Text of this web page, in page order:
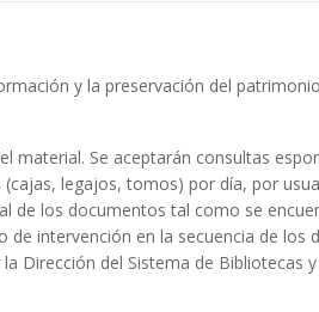
y la preservación del
material. Se aceptarán consultas
legajos, tomos) por día, por
de los documentos tal como se
intervención en la secuencia de los
Dirección del Sistema de Bibliotecas